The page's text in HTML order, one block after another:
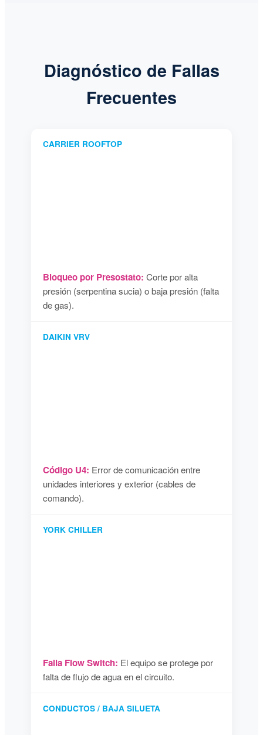
Diagnóstico de Fallas
Frecuentes
CARRIER ROOFTOP
Bloqueo por Presostato: Corte por alta
presión (serpentina sucia) o baja presión (falta
de gas).
DAIKIN VRV
Código U4: Error de comunicación entre
unidades interiores y exterior (cables de
comando).
YORK CHILLER
Falla Flow Switch: El equipo se protege por
falta de flujo de agua en el circuito.
CONDUCTOS / BAJA SILUETA